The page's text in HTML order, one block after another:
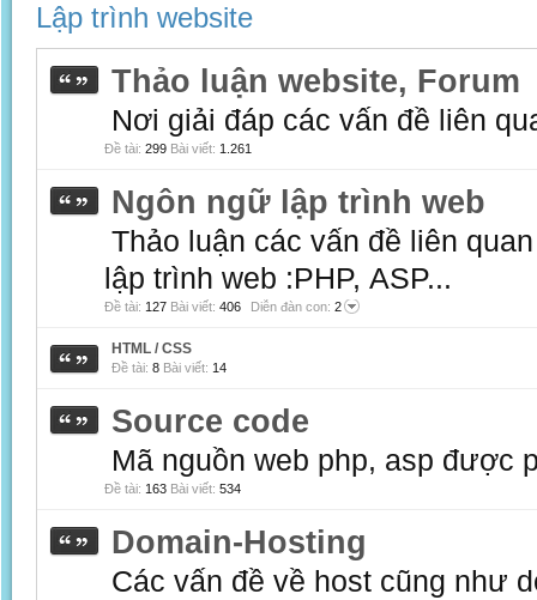
Lập trình website
Thảo luận website, Forum
Nơi giải đáp các vấn đề liên
Đề tài: 299 Bài viết: 1.261
Ngôn ngữ lập trình web
Thảo luận các vấn đề liên
lập trình web :PHP, ASP...
Đề tài: 127 Bài viết: 406 Diễn đàn con: 2
HTML / CSS
Đề tài: 8 Bài viết: 14
Source code
Mã nguồn web php, asp được
Đề tài: 163 Bài viết: 534
Domain-Hosting
Các vấn đề về host cũng như